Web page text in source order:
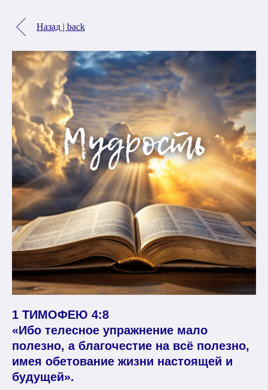
Назад | back
1 ТИМОФЕЮ 4:8
«Ибо телесное упражнение мало
полезно, а благочестие на всё полезно,
имея обетование жизни настоящей и
будущей».